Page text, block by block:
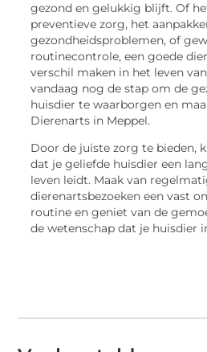
gezond en gelukkig blijft. Of
preventieve zorg, het
gezondheidsproblemen, of
routinecontrole, een goede
verschil maken in het leven
vandaag nog de stap om de
huisdier te waarborgen en
Dierenarts in Meppel.
Door de juiste zorg te bieden,
dat je geliefde huisdier een
leven leidt. Maak van
dierenartsbezoeken een vast
routine en geniet van de
de wetenschap dat je huisdier